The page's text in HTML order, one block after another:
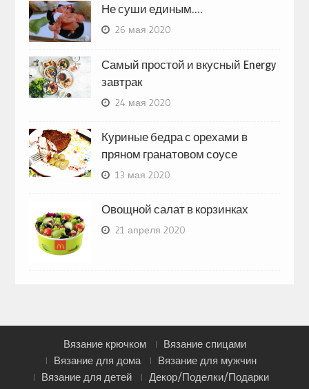
Не суши единым….
26 мая 2020
Самый простой и вкусный Energy
завтрак
24 мая 2020
Куриные бедра с орехами в
пряном гранатовом соусе
13 мая 2020
Овощной салат в корзинках
21 апреля 2020
Вязание крючком
Вязание спицами
Вязание для дома
Вязание для мужчин
Вязание для детей
Декор/Поделки/Подарки